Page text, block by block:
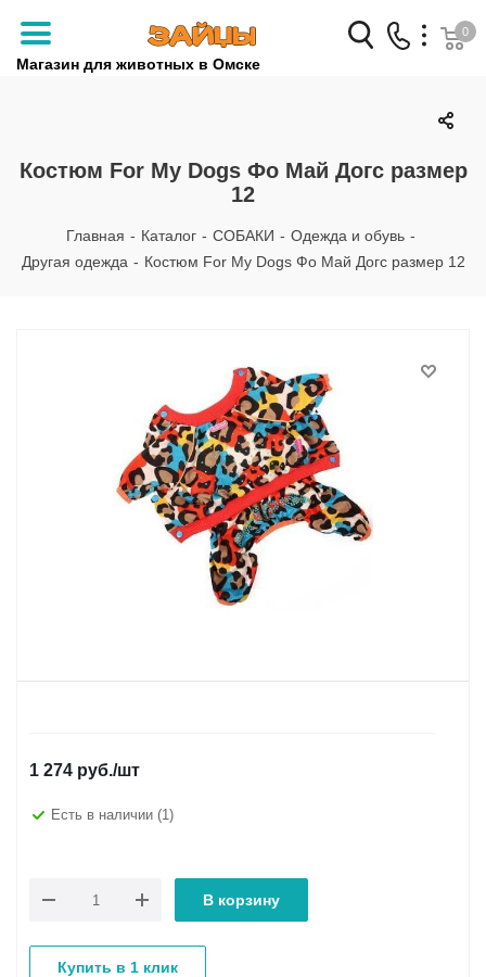
Магазин для животных в Омске
Заказать звонок
+7 (3812) 79-04-04
+7 (950) 959-88-32
0
Костюм For My Dogs Фо Май Догс размер
12
Главная - Каталог - СОБАКИ - Одежда и обувь -
Другая одежда - Костюм For My Dogs Фо Май Догс размер 12
1 274 руб./шт
Есть в наличии (1)
В корзину
Купить в 1 клик